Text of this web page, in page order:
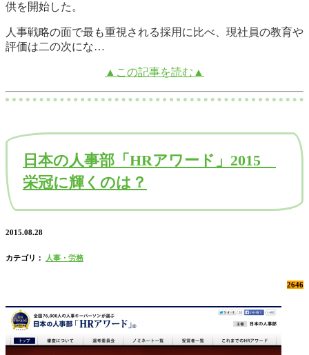
供を開始した。
人事戦略の面で最も重視される採用に比べ、現社員の教育や
評価は二の次にな…
▲この記事を読む▲
日本の人事部「HRアワード」2015
栄冠に輝くのは？
2015.08.28
カテゴリ： 人事・労務
2646